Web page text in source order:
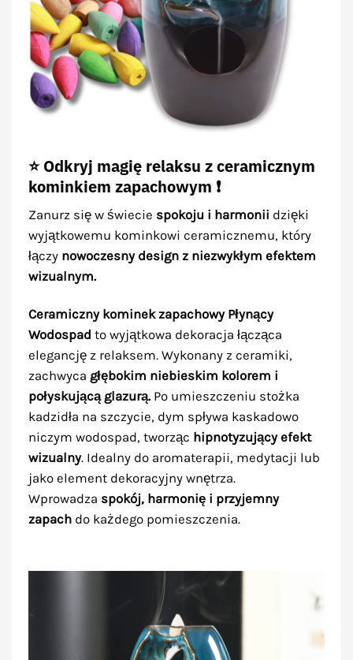
⭐ Odkryj magię relaksu z ceramicznym
kominkiem zapachowym ❗
Zanurz się w świecie spokoju i harmonii dzięki
wyjątkowemu kominkowi ceramicznemu, który
łączy nowoczesny design z niezwykłym efektem
wizualnym.
Ceramiczny kominek zapachowy Płynący
Wodospad to wyjątkowa dekoracja łącząca
elegancję z relaksem. Wykonany z ceramiki,
zachwyca głębokim niebieskim kolorem i
połyskującą glazurą.Po umieszczeniu stożka
kadzidła na szczycie, dym spływa kaskadowo
niczym wodospad, tworząc hipnotyzujący efekt
wizualny. Idealny do aromaterapii, medytacji lub
jako element dekoracyjny wnętrza.
Wprowadza spokój, harmonię i przyjemny
zapachdo każdego pomieszczenia.